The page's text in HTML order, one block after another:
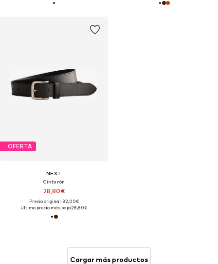
OFERTA
NEXT
Cinturón
28,80€
Precio original: 32,00€
Último precio más bajo:28,80€
Cargar más productos